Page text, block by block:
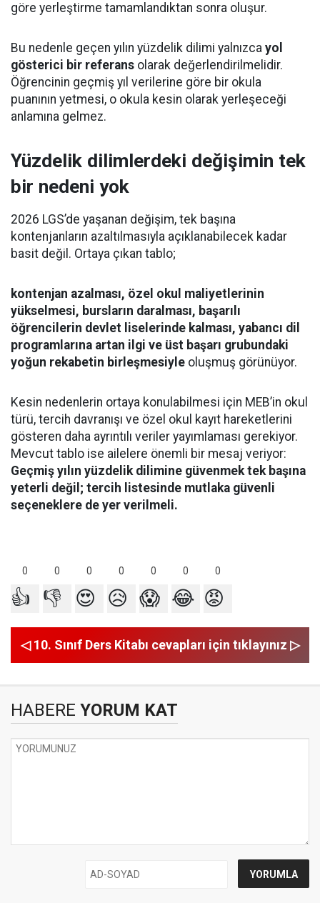
göre yerleştirme tamamlandıktan sonra oluşur.
Bu nedenle geçen yılın yüzdelik dilimi yalnızca yol
gösterici bir referans olarak değerlendirilmelidir.
Öğrencinin geçmiş yıl verilerine göre bir okula
puanının yetmesi, o okula kesin olarak yerleşeceği
anlamına gelmez.
Yüzdelik dilimlerdeki değişimin tek
bir nedeni yok
2026 LGS’de yaşanan değişim, tek başına
kontenjanların azaltılmasıyla açıklanabilecek kadar
basit değil. Ortaya çıkan tablo;
kontenjan azalması, özel okul maliyetlerinin
yükselmesi, bursların daralması, başarılı
öğrencilerin devlet liselerinde kalması, yabancı dil
programlarına artan ilgi ve üst başarı grubundaki
yoğun rekabetin birleşmesiyle oluşmuş görünüyor.
Kesin nedenlerin ortaya konulabilmesi için MEB’in okul
türü, tercih davranışı ve özel okul kayıt hareketlerini
gösteren daha ayrıntılı veriler yayımlaması gerekiyor.
Mevcut tablo ise ailelere önemli bir mesaj veriyor:
Geçmiş yılın yüzdelik dilimine güvenmek tek başına
yeterli değil; tercih listesinde mutlaka güvenli
seçeneklere de yer verilmeli.
0 0 0 0 0 0 0
👍 👎 😍 😥 😱 😂 😡
◁ 10. Sınıf Ders Kitabı cevapları için tıklayınız ▷
HABERE YORUM KAT